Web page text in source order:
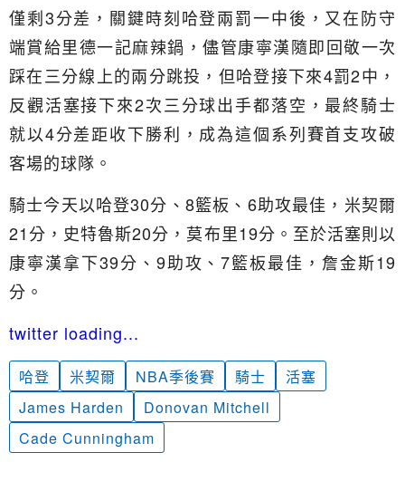
僅剩3分差，關鍵時刻哈登兩罰一中後，又在防守
端賞給里德一記麻辣鍋，儘管康寧漢隨即回敬一次
踩在三分線上的兩分跳投，但哈登接下來4罰2中，
反觀活塞接下來2次三分球出手都落空，最終騎士
就以4分差距收下勝利，成為這個系列賽首支攻破
客場的球隊。
騎士今天以哈登30分、8籃板、6助攻最佳，米契爾
21分，史特魯斯20分，莫布里19分。至於活塞則以
康寧漢拿下39分、9助攻、7籃板最佳，詹金斯19
分。
twitter loading...
哈登 米契爾 NBA季後賽 騎士
活塞
James Harden
Donovan Mitchell
Cade Cunningham